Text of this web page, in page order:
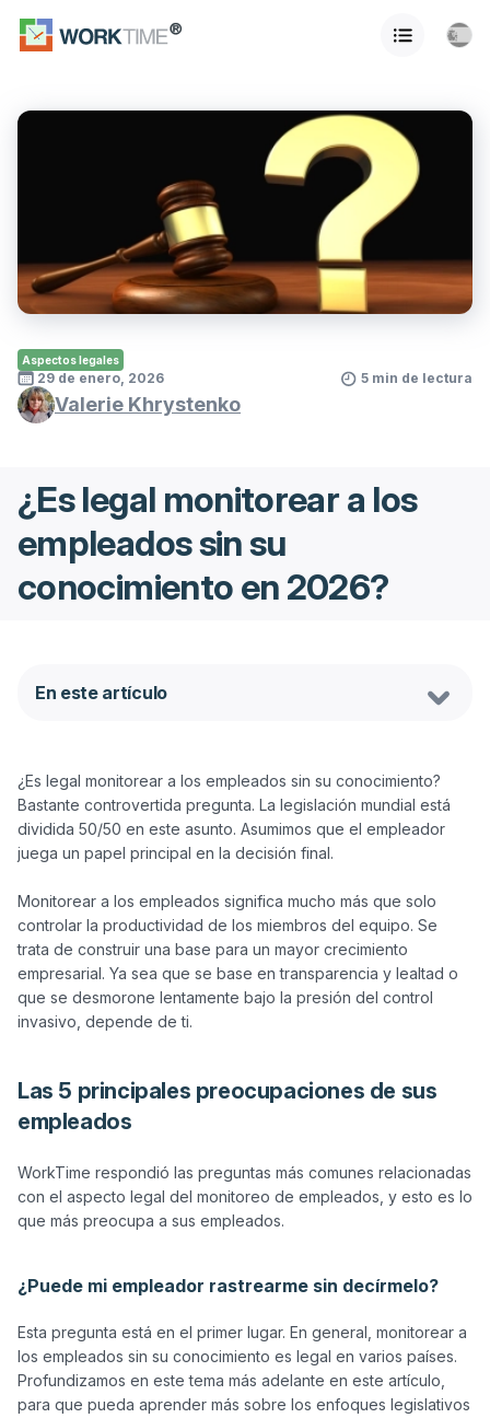
Aspectos legales
29 de enero, 2026 5 min de lectura
Valerie Khrystenko
¿Es legal monitorear a los
empleados sin su
conocimiento en 2026?
En este artículo
¿Es legal monitorear a los empleados sin su conocimiento?
Bastante controvertida pregunta. La legislación mundial está
dividida 50/50 en este asunto. Asumimos que el empleador
juega un papel principal en la decisión final.
Monitorear a los empleados significa mucho más que solo
controlar la productividad de los miembros del equipo. Se
trata de construir una base para un mayor crecimiento
empresarial. Ya sea que se base en transparencia y lealtad o
que se desmorone lentamente bajo la presión del control
Las 5 principales preocupaciones de sus
empleados
WorkTime respondió las preguntas más comunes relacionadas
con el aspecto legal del monitoreo de empleados, y esto es lo
que más preocupa a sus empleados.
¿Puede mi empleador rastrearme sin decírmelo?
Esta pregunta está en el primer lugar. En general, monitorear a
los empleados sin su conocimiento es legal en varios países.
Profundizamos en este tema más adelante en este artículo,
para que pueda aprender más sobre los enfoques legislativos